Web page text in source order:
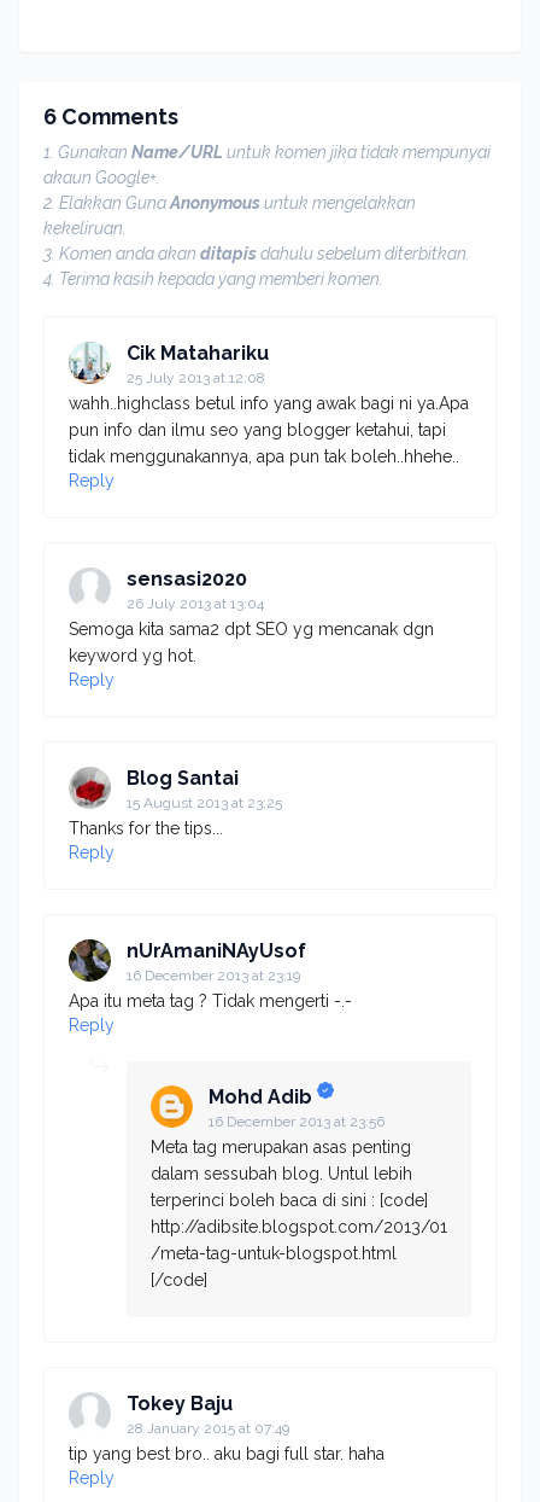
6 Comments
1. Gunakan Name/URL untuk komen jika tidak mempunyai
akaun Google+.
2. Elakkan GunaAnonymousuntuk mengelakkan
kekeliruan.
3. Komen anda akan ditapisdahulu sebelum diterbitkan.
4. Terima kasih kepada yang memberi komen.
Cik Matahariku
25 July 2013 at 12:08
wahh..highclass betul info yang awak bagi ni ya.Apa
pun info dan ilmu seo yang blogger ketahui, tapi
tidak menggunakannya, apa pun tak boleh..hhehe..
Reply
sensasi2020
26 July 2013 at 13:04
Semoga kita sama2 dpt SEO yg mencanak dgn
keyword yg hot.
Reply
Blog Santai
15 August 2013 at 23:25
Thanks for the tips...
Reply
nUrAmaniNAyUsof
16 December 2013 at 23:19
Apa itu meta tag ? Tidak mengerti -.-
Reply
Mohd Adib
16 December 2013 at 23:56
Meta tag merupakan asas penting
dalam sessubah blog. Untul lebih
terperinci boleh baca di sini : [code]
http://adibsite.blogspot.com/2013/01
/meta-tag-untuk-blogspot.html
[/code]
Tokey Baju
28 January 2015 at 07:49
tip yang best bro.. aku bagi full star. haha
Reply